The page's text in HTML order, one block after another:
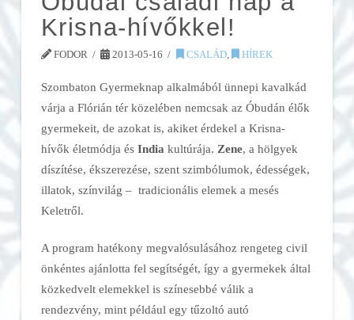
Krisna-hívőkkel!
FODOR 2013-05-16 CSALÁD, HÍREK
Szombaton Gyermeknap alkalmából ünnepi kavalkád
várja a Flórián tér közelében nemcsak az Óbudán élők
gyermekeit, de azokat is, akiket érdekel a Krisna-
hívők életmódja és India kultúrája. Zene, a hölgyek
díszítése, ékszerezése, szent szimbólumok, édességek,
illatok, színvilág – tradicionális elemek a mesés
Keletről.
A program hatékony megvalósulásához rengeteg civil
önkéntes ajánlotta fel segítségét, így a gyermekek által
közkedvelt elemekkel is színesebbé válik a
rendezvény, mint például egy tűzoltó autó